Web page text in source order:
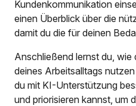
Kundenkommunikation
einen Überblick über die
damit du die für deinen
Anschließend lernst du,
deines Arbeitsalltags
du mit KI-Unterstützung
und priorisieren kannst, um